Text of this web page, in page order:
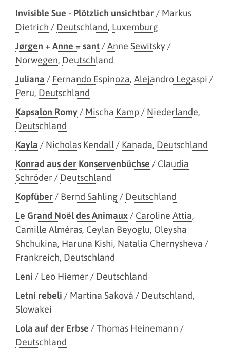
Invisible Sue - Plötzlich unsichtbar/ Markus
Dietrich / Deutschland, Luxemburg
Jørgen + Anne = sant/Anne Sewitsky /
Norwegen, Deutschland
Juliana / Fernando Espinoza, Alejandro Legaspi /
Peru, Deutschland
Kapsalon Romy/ Mischa Kamp/ Niederlande,
Deutschland
Kayla / Nicholas Kendall/ Kanada, Deutschland
Konrad aus der Konservenbüchse / Claudia
Schröder / Deutschland
Kopfüber/ Bernd Sahling/ Deutschland
Le Grand Noël des Animaux/ Caroline Attia,
Camille Alméras, Ceylan Beyoglu, Oleysha
Shchukina, Haruna Kishi, Natalia Chernysheva /
Frankreich, Deutschland
Leni / Leo Hiemer / Deutschland
Letní rebeli / Martina Saková / Deutschland,
Slowakei
Lola auf der Erbse /Thomas Heinemann /
Deutschland